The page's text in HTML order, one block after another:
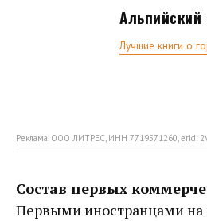
Альпийский
Лучшие книги о
Реклама. ООО ЛИТРЕС, ИНН 7719571260, erid:
Состав первых
Первыми иностранцами